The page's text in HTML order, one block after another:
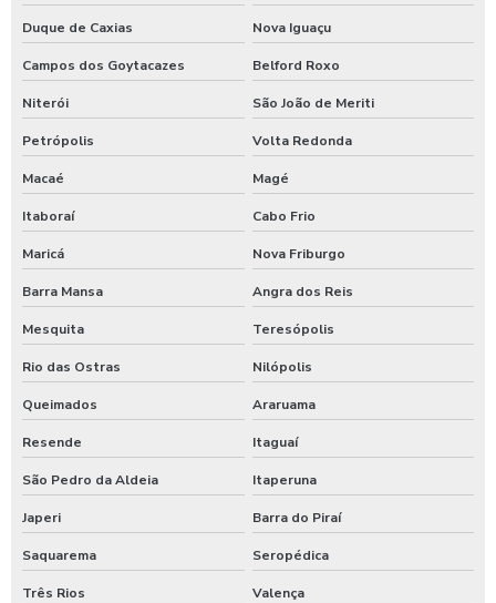
Equipamento para lavagem de onibus
Equipamento de limpeza de colheitadeiras
Equipamento de limpeza manual de caminhão
Equipamentos para higienização automotiva
Equipamentos para higienização de veiculos
Equipamentos para lavagem de caminhoes
Equipamentos para lavagem de carros
Espuma azul para lava rapido
Espuma azul para lavar carros
Fornecedor de aspirador self service
Duque de Caxias Nova Iguaçu
Campos dos Goytacazes Belford Roxo
Niterói São João de Meriti
Petrópolis Volta Redonda
Macaé Magé
Itaboraí Cabo Frio
Maricá Nova Friburgo
Barra Mansa Angra dos Reis
Mesquita Teresópolis
Rio das Ostras Nilópolis
Queimados Araruama
Resende Itaguaí
São Pedro da Aldeia Itaperuna
Japeri Barra do Piraí
Saquarema Seropédica
Três Rios Valença